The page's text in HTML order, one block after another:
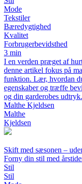
Mode
Tekstiler
Bæredygtighed
Kvalitet
Forbrugerbevidsthed
3 min
I en verden præget af
denne artikel fokus på
funktion. Lær, hvordan
egenskaber og træffe
og din garderobes udtryk.
Malthe Kjeldsen
Malthe
Kjeldsen
Skift med sæsonen –
Forny din stil med
Stil
Stil